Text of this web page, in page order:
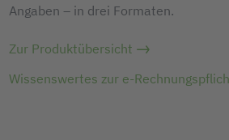
Angaben – in drei Formaten.
Zur Produktübersicht
Wissenswertes zur e-